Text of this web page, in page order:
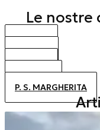
Le nostre
BIBIONE
CAORLE
JESOLO
ALTANEA
P. S. MARGHERITA